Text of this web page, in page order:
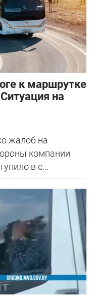
к маршрутке
на
жалоб на
компании
в с...